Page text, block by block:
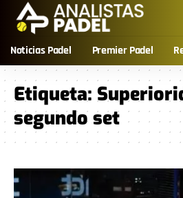
Noticias Padel Premier Padel
Etiqueta:
segundo set